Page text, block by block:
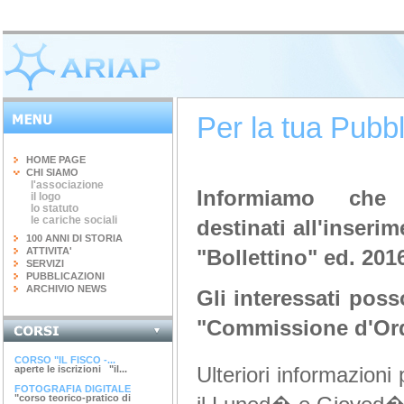
HOME PAGE
CHI SIAMO
l'associazione
il logo
lo statuto
le cariche sociali
100 ANNI DI STORIA
ATTIVITA'
SERVIZI
PUBBLICAZIONI
ARCHIVIO NEWS
INGEGNERIA DEL...
terminato il corso di 20 ore...
CORSO "IL FISCO -...
aperte le iscrizioni "il...
FOTOGRAFIA DIGITALE
"corso teorico-pratico di
Per la tua
Informiamo
destinati
"Bollettino" ed.
Gli interessati
"Commissione
Ulteriori